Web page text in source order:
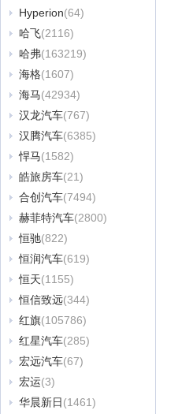
Hyperion(64)
哈飞(2116)
哈弗(163219)
海格(1607)
海马(42934)
汉龙汽车(767)
汉腾汽车(6385)
悍马(1582)
皓旅房车(21)
合创汽车(7494)
赫菲特汽车(2800)
恒驰(822)
恒润汽车(619)
恒天(1155)
恒信致远(344)
红旗(105786)
红星汽车(285)
宏远汽车(67)
宏运(3)
华晨新日(1461)